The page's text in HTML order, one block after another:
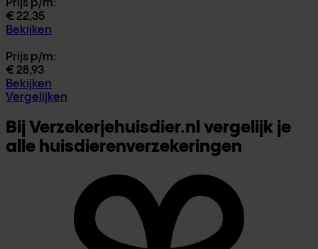
Prijs p/m:
€ 22,35
Bekijken
Prijs p/m:
€ 28,93
Bekijken
Vergelijken
Bij Verzekerjehuisdier.nl vergelijk je
alle huisdierenverzekeringen